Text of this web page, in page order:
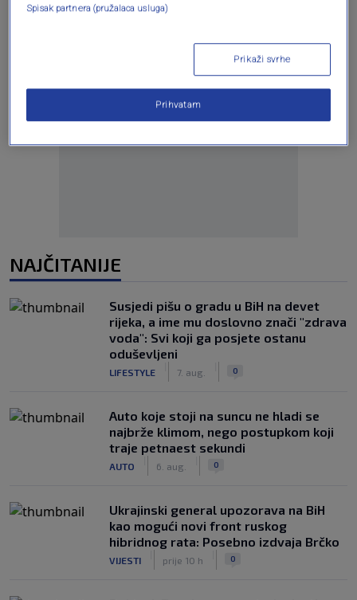
NAJČITANIJE
Susjedi pišu o gradu u BiH na devet
rijeka, a ime mu doslovno znači "zdrava
voda": Svi koji ga posjete ostanu
oduševljeni
LIFESTYLE 7. aug. 0
Auto koje stoji na suncu ne hladi se
najbrže klimom, nego postupkom koji
traje petnaest sekundi
AUTO 6. aug. 0
Ukrajinski general upozorava na BiH
kao mogući novi front ruskog
hibridnog rata: Posebno izdvaja Brčko
VIJESTI prije 10 h 0
Spisak partnera (pružalaca usluga)
Prikaži svrhe
Prihvatam